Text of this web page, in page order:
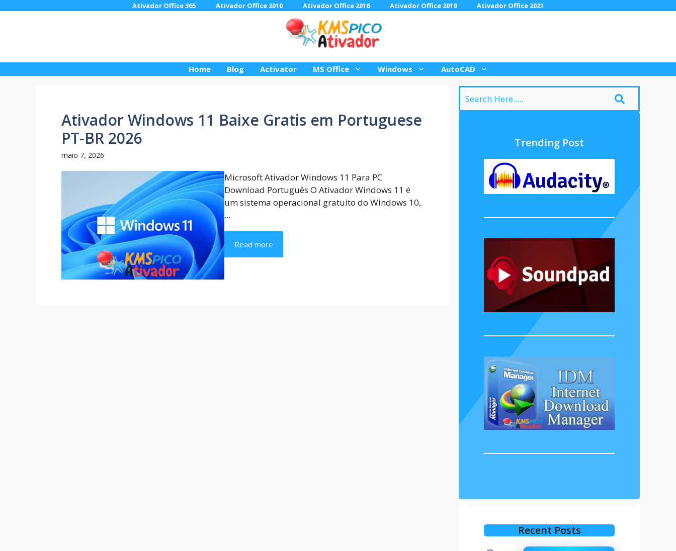
Ativador Office 365 Ativador Office 2010 Ativador Office 2016 Ativador Office 2019 Ativador Office 2021
Home Blog Activator MS Office Windows AutoCAD
Ativador Windows 11 Baixe Gratis em Portuguese
PT-BR 2026
maio 7, 2026
Microsoft Ativador Windows 11 Para PC
Download Português O Ativador Windows 11 é
um sistema operacional gratuito do Windows 10,
...
Read more
Trending Post
Recent Posts